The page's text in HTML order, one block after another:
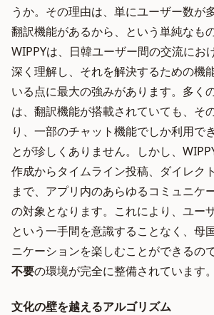
うか。その理由は、単にユーザー数が
翻訳機能があるから、という単純なも
WIPPYは、日韓ユーザー間の交流にお
深く理解し、それを解決するための機
いる点に最大の強みがあります。多く
は、翻訳機能が搭載されていても、そ
り、一部のチャット機能でしか利用で
とが珍しくありません。しかし、
作成からタイムライン投稿、ダイレク
まで、アプリ内のあらゆるコミュニケ
の対象となります。これにより、ユー
という一手間を意識することなく、母
ニケーションを楽しむことができるの
不要の環境が完全に整備されています。
文化の壁を越えるアルゴリズム